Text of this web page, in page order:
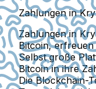
Zahlungen in
Zahlungen in
Bitcoin,
Selbst große
Bitcoin in ihre
Die Blockchain-